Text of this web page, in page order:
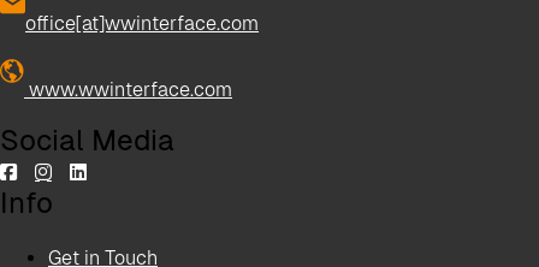
office[at]wwinterface.com
www.wwinterface.com
Social Media
Info
Get in Touch